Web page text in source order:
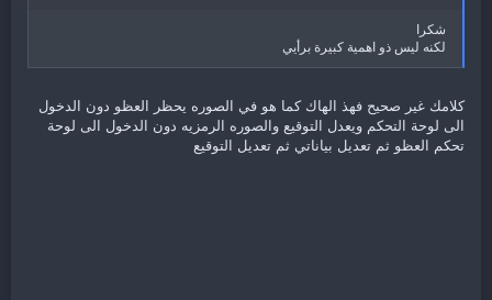
شكرا
لكنه ليس ذو اهمية كبيرة برأيي
كلامك غير صحيح فهذ الهاك كما هو في الصوره يحظر العظو دون الدخول
الى لوحة التحكم ويعدل التوقيع والصوره الرمزيه دون الدخول الى لوحة
تحكم العظو ثم تعديل بياناتي ثم تعديل التوقيع